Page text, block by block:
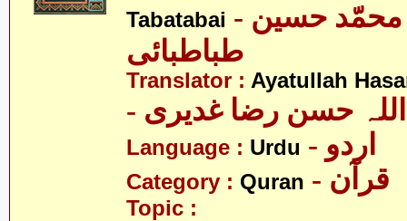
Tabatabai - آیت اللہ محمّد حسین
طباطبائی
Translator : Ayatullah
اللہ حسن رضا غدیری
Language : Urdu - اردو
Category : Quran - قرآن
Topic :